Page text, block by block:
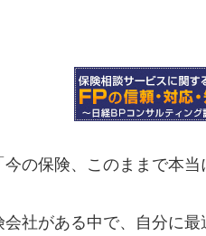
今の保険、このままで本
会社がある中で、自分に最